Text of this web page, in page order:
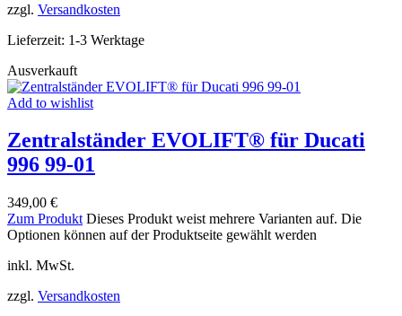
zzgl. Versandkosten
Lieferzeit: 1-3 Werktage
Ausverkauft
Add to wishlist
Zentralständer EVOLIFT® für Ducati
996 99-01
349,00 €
Zum Produkt Dieses Produkt weist mehrere Varianten auf. Die
Optionen können auf der Produktseite gewählt werden
inkl. MwSt.
zzgl. Versandkosten